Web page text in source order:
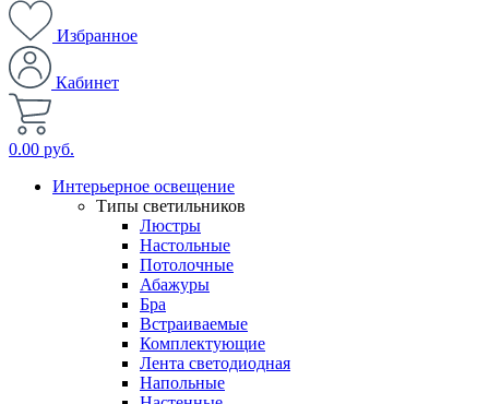
Избранное
Кабинет
0.00 руб.
Интерьерное освещение
Типы светильников
Люстры
Настольные
Потолочные
Абажуры
Бра
Встраиваемые
Комплектующие
Лента светодиодная
Напольные